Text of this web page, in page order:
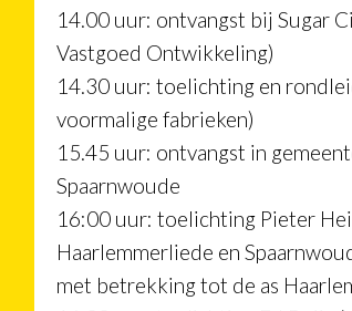
14.00 uur: ontvangst bij Sugar
Vastgoed Ontwikkeling)
14.30 uur: toelichting en
voormalige fabrieken)
15.45 uur: ontvangst in
Spaarnwoude
16:00 uur: toelichting Pieter
Haarlemmerliede en
met betrekking tot de as